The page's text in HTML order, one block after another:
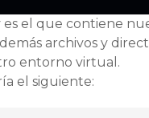
es el que contiene
demás archivos y
entorno virtual.
el siguiente: